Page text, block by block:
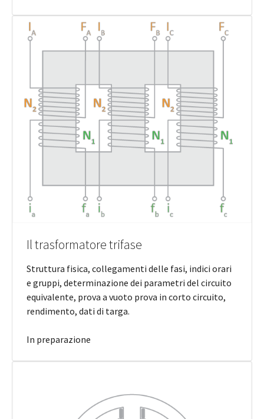
Il trasformatore trifase
Struttura fisica, collegamenti delle fasi, indici orari
e gruppi, determinazione dei parametri del circuito
equivalente, prova a vuoto prova in corto circuito,
rendimento, dati di targa.
In preparazione